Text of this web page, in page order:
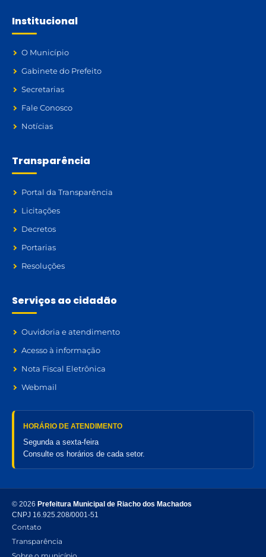
Institucional
O Município
Gabinete do Prefeito
Secretarias
Fale Conosco
Notícias
Transparência
Portal da Transparência
Licitações
Decretos
Portarias
Resoluções
Serviços ao cidadão
Ouvidoria e atendimento
Acesso à informação
Nota Fiscal Eletrônica
Webmail
HORÁRIO DE ATENDIMENTO
Segunda a sexta-feira
Consulte os horários de cada setor.
© 2026 Prefeitura Municipal de Riacho dos Machados
CNPJ 16.925.208/0001-51
Contato
Transparência